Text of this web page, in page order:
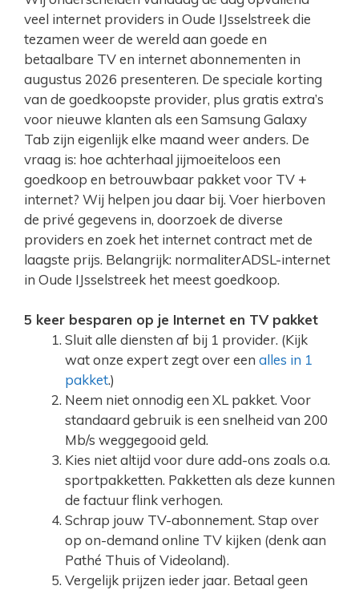
veel internet providers in Oude IJsselstreek die
tezamen weer de wereld aan goede en
betaalbare TV en internet abonnementen in
augustus 2026 presenteren. De speciale korting
van de goedkoopste provider, plus gratis extra’s
voor nieuwe klanten als een Samsung Galaxy
Tab zijn eigenlijk elke maand weer anders. De
vraag is: hoe achterhaal jijmoeiteloos een
goedkoop en betrouwbaar pakket voor TV +
internet? Wij helpen jou daar bij. Voer hierboven
de privé gegevens in, doorzoek de diverse
providers en zoek het internet contract met de
laagste prijs. Belangrijk: normaliterADSL-internet
in Oude IJsselstreek het meest goedkoop.
5 keer besparen op je Internet en TV pakket
Sluit alle diensten af bij 1 provider. (Kijk
wat onze expert zegt over een alles in 1
pakket.)
Neem niet onnodig een XL pakket. Voor
standaard gebruik is een snelheid van 200
Mb/s weggegooid geld.
Kies niet altijd voor dure add-ons zoals o.a.
sportpakketten. Pakketten als deze kunnen
de factuur flink verhogen.
Schrap jouw TV-abonnement. Stap over
op on-demand online TV kijken (denk aan
Pathé Thuis of Videoland).
Vergelijk prijzen ieder jaar. Betaal geen